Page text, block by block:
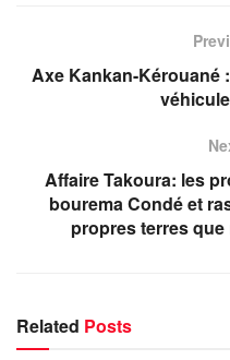
Axe Kankan-Kérouané
Affaire Takoura: les
bourema Condé et
propres terres
Related Posts